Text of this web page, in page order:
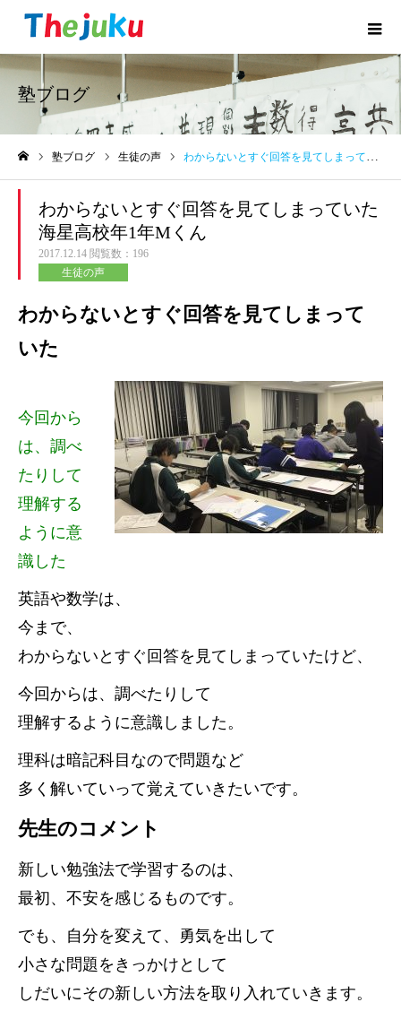
塾ブログ
塾ブログ 生徒の声 わからないとすぐ回答を見てしまっていた海星高校年1年Mくん
わからないとすぐ回答を見てしまっていた
海星高校年1年Mくん
2017.12.14 閲覧数：196
生徒の声
わからないとすぐ回答を見てしまって
いた
今回から
は、調べ
たりして
理解する
ように意
識した
英語や数学は、
今まで、
わからないとすぐ回答を見てしまっていたけど、
今回からは、調べたりして
理解するように意識しました。
理科は暗記科目なので問題など
多く解いていって覚えていきたいです。
先生のコメント
新しい勉強法で学習するのは、
最初、不安を感じるものです。
でも、自分を変えて、勇気を出して
小さな問題をきっかけとして
しだいにその新しい方法を取り入れていきます。